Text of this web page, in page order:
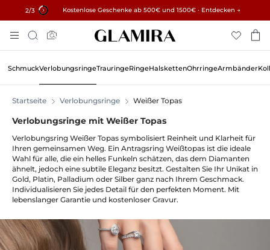
3/3 15% auf alle Bestellungen →
Kostenlose Geschenke ab 500€ und 1500€ · Entdecken →
✓ 60 Tage Rückgaberecht ✓ Kostenlose Größenanpassung
Inhalt
Springen
Suche
SchmuckVerlobungsringeTrauringeRingeHalskettenOhrringeArmbänder
Startseite Verlobungsringe Weißer Topas
Verlobungsringe mit Weißer Topas
Verlobungsring Weißer Topas symbolisiert Reinheit und Klarheit für
Ihren gemeinsamen Weg. Ein Antragsring Weißtopas ist die ideale
Wahl für alle, die ein helles Funkeln schätzen, das dem Diamanten
ähnelt, jedoch eine subtile Eleganz besitzt. Gestalten Sie Ihr Unikat in
Gold, Platin, Palladium oder Silber ganz nach Ihrem Geschmack.
Individualisieren Sie jedes Detail für den perfekten Moment. Mit
lebenslanger Garantie und kostenloser Gravur.